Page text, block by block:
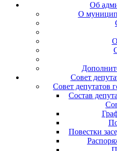
Об
О
Совет
Совет депутатов
Состав
Повестки